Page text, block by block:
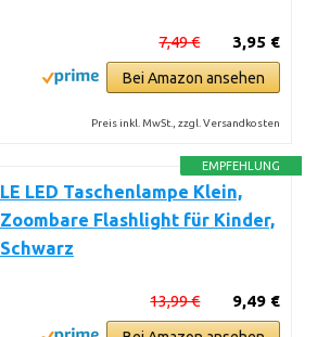
3,95 €
7,49 €
Bei Amazon ansehen
Preis inkl. MwSt., zzgl. Versandkosten
EMPFEHLUNG
LE LED Taschenlampe Klein,
Zoombare Flashlight für Kinder,
Schwarz
9,49 €
13,99 €